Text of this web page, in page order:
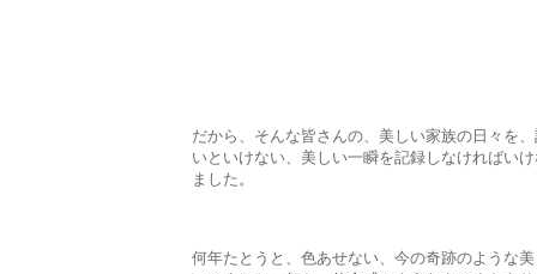
だから、そんな皆さんの、美しい家族の日々を
いといけない、美しい一瞬を記録しなければい
ました。
何年たとうと、色あせない、今の奇跡のような